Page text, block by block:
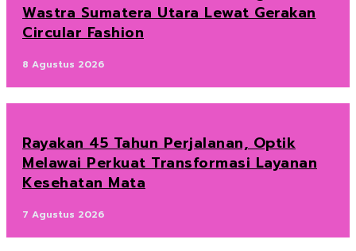
Wastra Sumatera Utara Lewat Gerakan
Circular Fashion
8 Agustus 2026
Rayakan 45 Tahun Perjalanan, Optik
Melawai Perkuat Transformasi Layanan
Kesehatan Mata
7 Agustus 2026